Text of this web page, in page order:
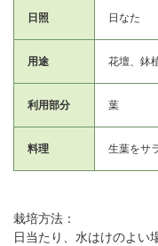
日照 日なた
用途 花壇、鉢
利用部分 葉
料理 生葉をサ
栽培方法：
日当たり、水はけのよい